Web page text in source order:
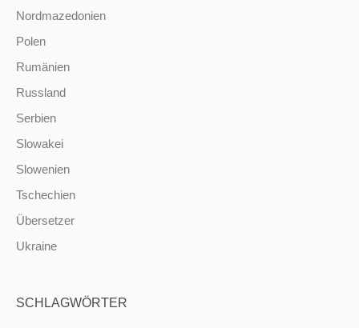
Nordmazedonien
Polen
Rumänien
Russland
Serbien
Slowakei
Slowenien
Tschechien
Übersetzer
Ukraine
SCHLAGWÖRTER